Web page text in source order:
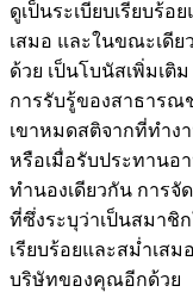
ดูเป็นระเบียบเรียบร้
เสมอ และในขณะเดี
ด้วย เป็นโบนัสเพิ่มเติ
การรับรู้ของสาธาร
เขาหมดสติจากที่ทำง
หรือเมื่อรับประทานอ
ทำนองเดียวกัน การจั
ที่ซึ่งระบุว่าเป็นสมา
เรียบร้อยและสม่ำเส
บริษัทของคุณอีกด้วย